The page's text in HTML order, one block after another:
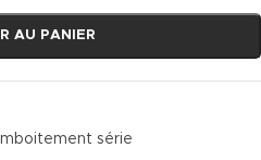
AU PANIER
série